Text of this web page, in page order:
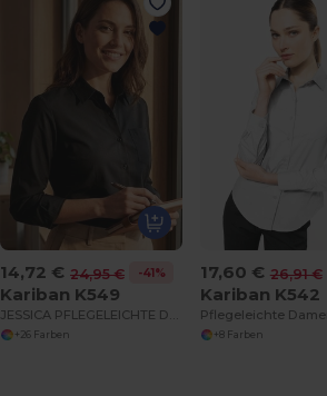
14,72 € 24,95 € -41%
Kariban K549
+26 Farben
17,60 € 26,91 €
Kariban K542
+8 Farben